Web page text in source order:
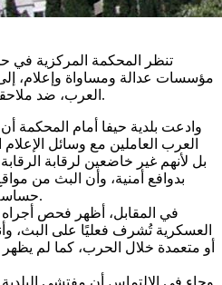
مؤسسات عدالة ومساواة وإعلام،
العرب، ضد ملاحقة الصحفيين العرب في المدينة.
وادعت بلدية حيفا أمام المحكمة
العرب العاملين مع وسائل الإعلام
بل لأنهم غير خاضعين لرقابة
بدوافع أمنية، وأن البث من
حساسة قد يعرّض أمن المدينة للخطر.
في المقابل، أظهر فحص أجراه
العسكرية تُشرف فعليًا على البث،
أو متعمدة خلال الحرب، كما لم
وجاء في الالتماس أن مفتشي